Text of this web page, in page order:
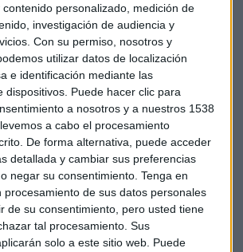
personalizado, medición de
investigación de audiencia y
Con su permiso, nosotros y
utilizar datos de localización
e identificación mediante las
dispositivos. Puede hacer clic para
a nosotros y a nuestros 1538
a cabo el procesamiento
De forma alternativa, puede acceder
detallada y cambiar sus preferencias
negar su consentimiento. Tenga en
procesamiento de sus datos personales
de su consentimiento, pero usted tiene
tal procesamiento. Sus
solo a este sitio web. Puede
es única. Llega dos semanas después
recaudara 2.500 millones de dólares en
emirato árabe. Se encuentran entre los
de ofertas de un incremento de flujo
contrasta con el moribundo mercado
en Oriente Medio y el norte de
han supuesto un récord para esta
a los números del último informe
Todas ellas recaudaron 22.000 millones
más que un año antes en un marco de